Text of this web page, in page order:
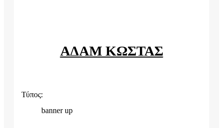
ΑΔΑΜ ΚΩΣΤΑΣ
Τύπος:
banner up